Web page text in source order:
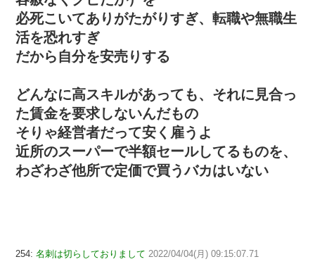
必死こいてありがたがりすぎ、転職や無職生
活を恐れすぎ
だから自分を安売りする
どんなに高スキルがあっても、それに見合っ
た賃金を要求しないんだもの
そりゃ経営者だって安く雇うよ
近所のスーパーで半額セールしてるものを、
わざわざ他所で定価で買うバカはいない
254: 名刺は切らしておりまして 2022/04/04(月) 09:15:07.71